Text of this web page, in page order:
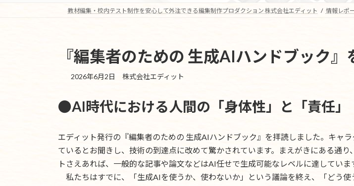
教材編集・校内テスト制作を安心して外注できる編集制作プロダクション 株式会社エディット 情報レポ
『編集者のための 生成AIハンドブック』
2026年6月2日 株式会社エディット
●AI時代における人間の「身体性」と「責任」
エディット発行の『編集者のための 生成AIハンドブック』を拝読しました。キャ
ているとお聞きし、技術の到達点に改めて驚かされています。まえがきにある通
トさえあれば、一般的な記事や論文などはAI任せで生成可能なレベルに達していま
私たちはすでに、「生成AIを使うか、使わないか」という議論を終え、「どう